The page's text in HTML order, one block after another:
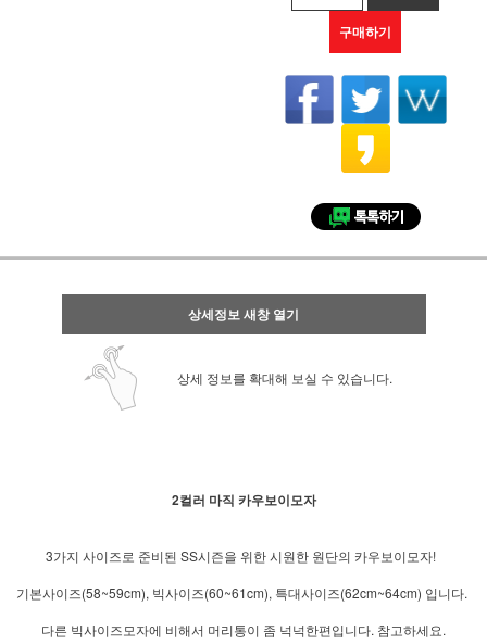
구매하기
상세정보 새창 열기
상세 정보를 확대해 보실 수 있습니다.
2컬러 마직 카우보이모자
3가지 사이즈로 준비된 SS시즌을 위한 시원한 원단의 카우보이모자!
기본사이즈(58~59cm), 빅사이즈(60~61cm), 특대사이즈(62cm~64cm) 입니다.
다른 빅사이즈모자에 비해서 머리통이 좀 넉넉한편입니다. 참고하세요.